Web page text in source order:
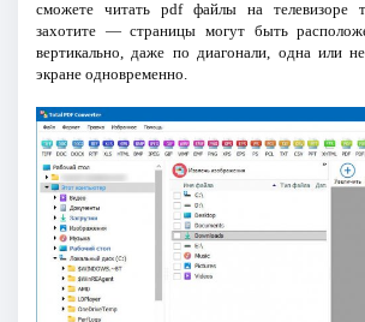
сможете читать pdf файлы на телевизоре
захотите — страницы могут быть
вертикально, даже по диагонали, одна или
экране одновременно.